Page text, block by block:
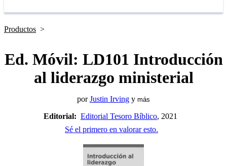
Productos >
Ed. Móvil: LD101 Introducción
al liderazgo ministerial
porJustin Irving y más
Editorial: Editorial Tesoro Bíblico, 2021
Sé el primero en valorar esto.